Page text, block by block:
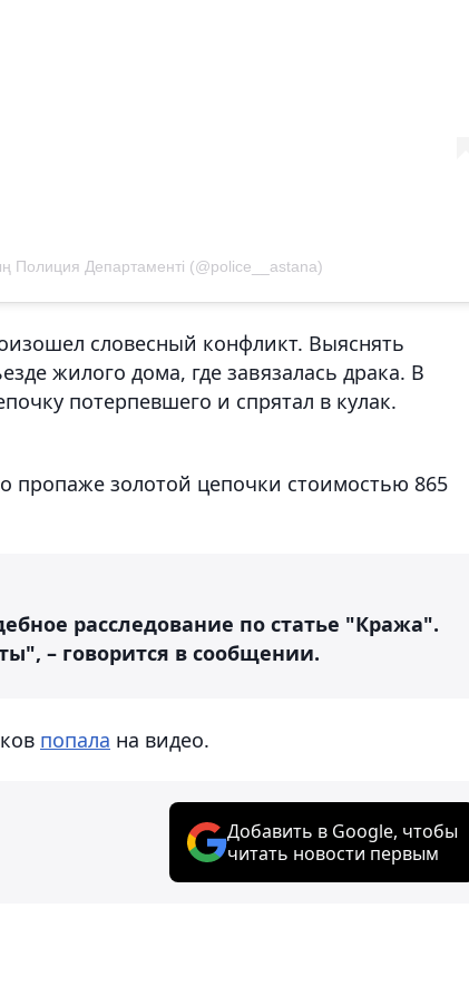
Полиция Департаменті (@police__astana)
словесный конфликт. Выяснять
жилого дома, где завязалась драка. В
потерпевшего и спрятал в кулак.
пропаже золотой цепочки стоимостью 865
расследование по статье "Кража".
– говорится в сообщении.
попала на видео.
Добавить в Google, чтобы
читать новости первым